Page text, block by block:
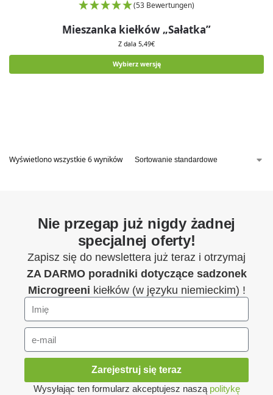
(53 Bewertungen)
Mieszanka kiełków „Sałatka”
Z dala 5,49€
Wybierz wersję
Wyświetlono wszystkie 6 wyników
Nie przegap już nigdy żadnej
specjalnej oferty!
Zapisz się do newslettera już teraz i otrzymaj
ZA DARMO poradniki dotyczące sadzonek
Microgreeni kiełków (w języku niemieckim) !
Zarejestruj się teraz
Wysyłając ten formularz akceptujesz naszą politykę